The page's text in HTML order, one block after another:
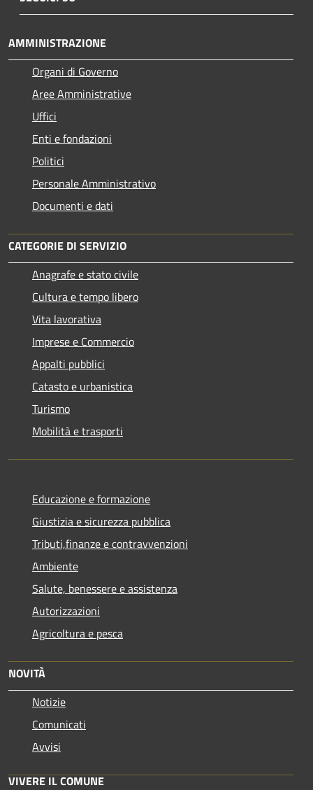
AMMINISTRAZIONE
Organi di Governo
Aree Amministrative
Uffici
Enti e fondazioni
Politici
Personale Amministrativo
Documenti e dati
CATEGORIE DI SERVIZIO
Anagrafe e stato civile
Cultura e tempo libero
Vita lavorativa
Imprese e Commercio
Appalti pubblici
Catasto e urbanistica
Turismo
Mobilità e trasporti
Educazione e formazione
Giustizia e sicurezza pubblica
Tributi,finanze e contravvenzioni
Ambiente
Salute, benessere e assistenza
Autorizzazioni
Agricoltura e pesca
NOVITÀ
Notizie
Comunicati
Avvisi
VIVERE IL COMUNE